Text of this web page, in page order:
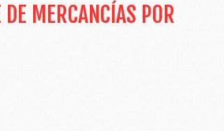
MERCANCÍAS POR